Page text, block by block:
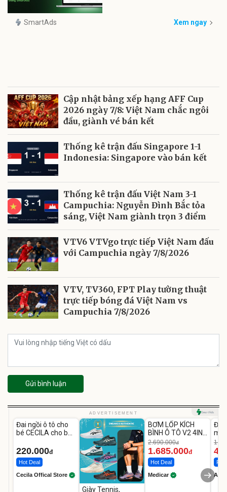
SmartAds Xem ngay
Cập nhật bảng xếp hạng AFF Cup
2026 ngày 7/8: Việt Nam chắc ngôi
đầu, giành vé bán kết
Thống kê trận đấu Singapore 1-1
Indonesia: Singapore vào bán kết
Thống kê trận đấu Việt Nam 3-1
Campuchia: Nguyễn Đình Bắc tỏa
sáng, Việt Nam giành trọn 3 điểm
VTV6 VTVgo trực tiếp Việt Nam đấu
với Campuchia ngày 7/8/2026
VTV, TV360, FPT Play tường thuật
trực tiếp bóng đá Việt Nam vs
Campuchia 7/8/2026
Gửi bình luận
ADVERTISEMENT
Đai ngồi ô tô cho
bé CECILA cho bé
220.000đ
Hot Deal
Cecila Offical Store
Giày Tennis,
-37%
BƠM LỐP KÍCH
BÌNH Ô TÔ V2 4IN1
Medicar
12.000mAh
2.690.000đ
1.685.000đ
Hot Deal
Medicar A